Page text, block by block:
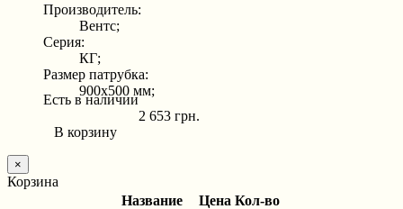
Производитель:
Вентс;
Серия:
КГ;
Размер патрубка:
900x500 мм;
Есть в наличии
2 653 грн.
В корзину
×
Корзина
Название
Цена Кол-во